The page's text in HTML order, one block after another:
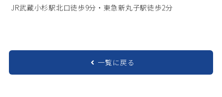
JR武蔵小杉駅北口徒歩9分・東急新丸子駅徒歩2分
一覧に戻る